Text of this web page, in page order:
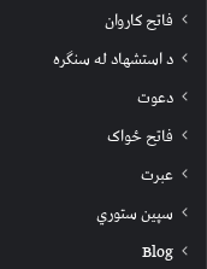
فاتح کاروان
د استشهاد له سنګره
دعوت
فاتح ځواک
عبرت
سپين ستوري
Blog